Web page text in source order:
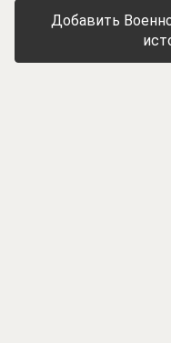
Добавить